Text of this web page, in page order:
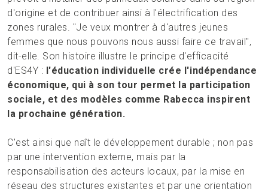
d'origine et de contribuer ainsi à l'électrification des
zones rurales. "Je veux montrer à d'autres jeunes
femmes que nous pouvons nous aussi faire ce travail",
dit-elle. Son histoire illustre le principe d'efficacité
d'ES4Y : l'éducation individuelle crée l'indépendance
économique, qui à son tour permet la participation
sociale, et des modèles comme Rabecca inspirent
la prochaine génération.
C'est ainsi que naît le développement durable ; non pas
par une intervention externe, mais par la
responsabilisation des acteurs locaux, par la mise en
réseau des structures existantes et par une orientation